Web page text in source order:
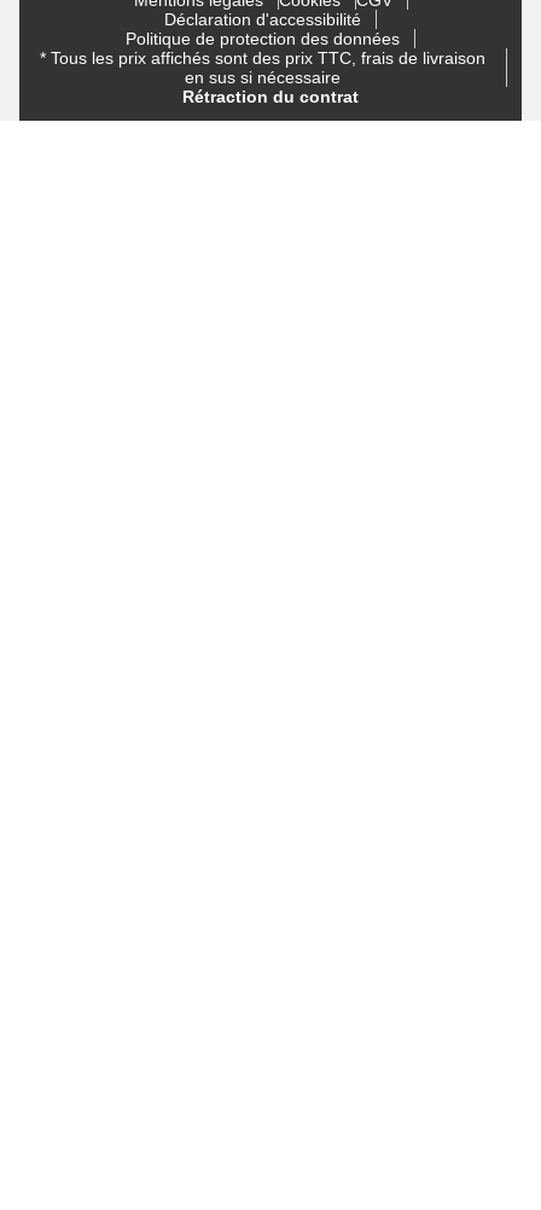
Déclaration d'accessibilité
Politique de protection des données
* Tous les prix affichés sont des prix TTC, frais de livraison
en sus si nécessaire
Rétraction du contrat